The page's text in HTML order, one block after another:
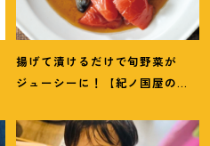
揚げて漬けるだけで旬野菜が
ジューシーに ！
【紀ノ国屋のつ
シピ